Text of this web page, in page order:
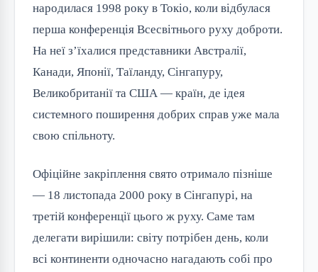
народилася 1998 року в Токіо, коли відбулася
перша конференція Всесвітнього руху доброти.
На неї з’їхалися представники Австралії,
Канади, Японії, Таїланду, Сінгапуру,
Великобританії та США — країн, де ідея
системного поширення добрих справ уже мала
свою спільноту.
Офіційне закріплення свято отримало пізніше
— 18 листопада 2000 року в Сінгапурі, на
третій конференції цього ж руху. Саме там
делегати вирішили: світу потрібен день, коли
всі континенти одночасно нагадають собі про